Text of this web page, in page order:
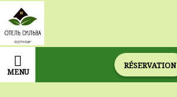
MENU
RÉSERVATION